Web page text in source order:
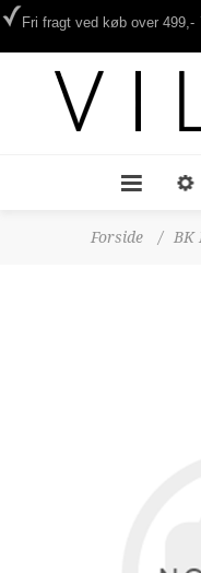
Fri fragt ved køb over 499,-
Forside / BK